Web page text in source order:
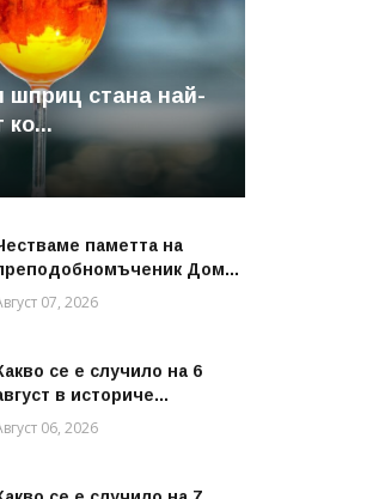
шприц стана най-
ко...
паметта на
Дом...
07, 2026
се е случило на 6
в историче...
06, 2026